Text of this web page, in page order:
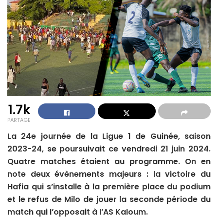
1.7k
PARTAGE
La 24e journée de la Ligue 1 de Guinée, saison
2023-24, se poursuivait ce vendredi 21 juin 2024.
Quatre matches étaient au programme. On en
note deux évènements majeurs : la victoire du
Hafia qui s’installe à la première place du podium
et le refus de Milo de jouer la seconde période du
match qui l’opposait à l’AS Kaloum.